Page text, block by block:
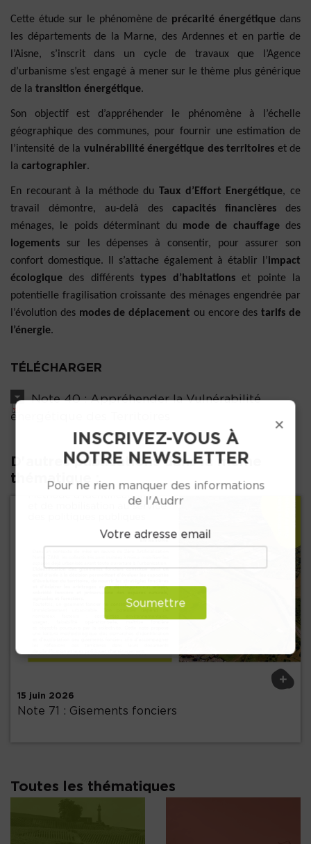
Cette étude sur le phénomène de précarité énergétique dans
les départements de la Marne, des Ardennes et en partie de
l’Aisne, s’inscrit dans un cycle de travaux que l’Agence
d’urbanisme s’est engagé à mener sur le thème plus générique
de la transition énergétique.
Son objectif est d’appréhender le phénomène à l’échelle
géographique des communes, pour fournir une estimation de
l’intensité de la vulnérabilité énergétique des territoires et de
la cartographier.
En recourant à la méthode du Taux d’Effort Energétique, ce
travail démontre, au-delà des capacités financières des
ménages, le poids déterminant du mode de chauffagedes
logements sur les dépenses à consentir, pour assurer son
confort domestique. Il s’attache également à établir l’impact
écologique des différentstypes d’habitationset pointe la
potentielle fragilisation croissante des ménages engendrée par
l’évolution des modes de déplacement ou encore destarifs de
l’énergie.
TÉLÉCHARGER
Note 40 : Appréhender la Vulnérabilité
énergétique des Territoires
D'autres publications dans la même
thématique :
Précédent
+
15 juin 2026
Note 71 : Gisements fonciers
Toutes les thématiques
×
INSCRIVEZ-VOUS À
NOTRE NEWSLETTER
Pour ne rien manquer des informations
de l'Audrr
Votre adresse email
Soumettre